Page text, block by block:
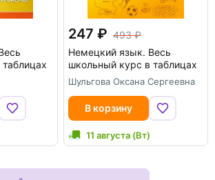
247
493
Немецкий язык. Весь
школьный курс в таблицах
Шульгова Оксана Сергеевна
В корзину
11 августа (Вт)